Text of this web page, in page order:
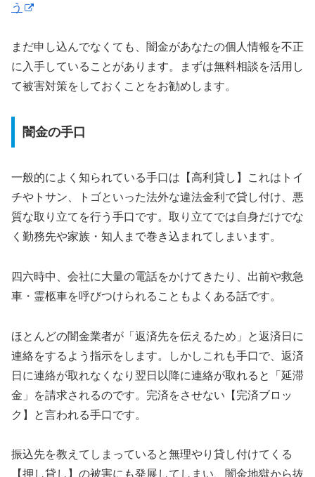
う
まだ申し込んでなくても、闇金があなたの個人情報を不正
に入手していることがあります。まずは無料相談を活用し
て被害対策をしておくことをお勧めします。
闇金の手口
一般的によく知られている手口は【高利貸し】これはトイ
チやトサン、トゴといった法外な違法金利で貸し付け、悪
質な取り立てを行う手口です。取り立てでは自身だけでな
く勤務先や家族・知人まで巻き込まれてしまいます。
四六時中、会社に大量の電話をかけてきたり、出前や救急
車・霊柩車を呼びつけられることもよくある話です。
ほとんどの闇金業者が「返済先を伝えるため」と返済日に
連絡をするよう指示をします。しかしこれも手口で、返済
日に連絡が取れなくなり翌日以降に連絡が取れると「延滞
金」を請求されるのです。完済をさせない【完済ブロッ
ク】と言われる手口です。
振込先を教えてしまっていると無理やり貸し付けてくる
【押し貸し】の被害にも発展してしまい、闇金地獄から抜